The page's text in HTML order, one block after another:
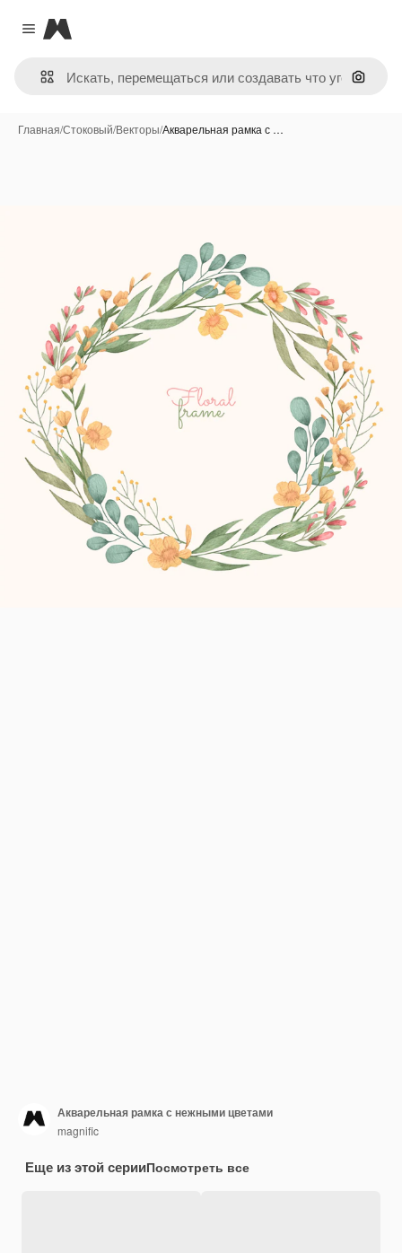
Close menu
Magnific
Поиск
Главная/Стоковый/Векторы/Акварельная рамка с …
Акварельная рамка с нежными цветами
magnific
Еще из этой серииПосмотреть все